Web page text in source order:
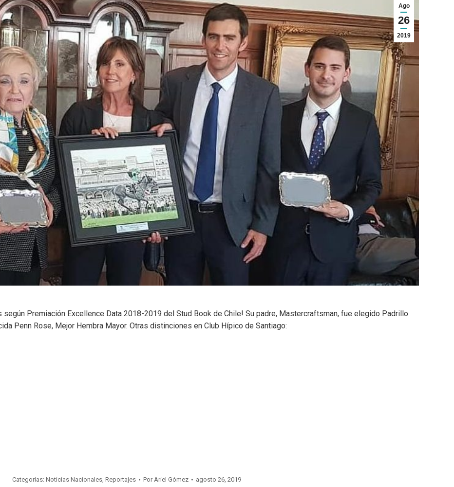
Ago
26
2019
según Premiación Excellence Data 2018-2019 del Stud Book de Chile! Su padre, Mastercraftsman, fue elegido Padrillo
Penn Rose, Mejor Hembra Mayor. Otras distinciones en Club Hípico de Santiago:
Categorías: Noticias Nacionales, Reportajes PorAriel Gómez agosto 26, 2019